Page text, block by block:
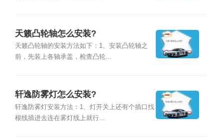
天籁凸轮轴怎么安装?
天籁凸轮轴的安装方法如下：1、安装凸轮轴之
前，先装上各轴承盖，检查凸轮...
轩逸防雾灯怎么安装?
轩逸防雾灯安装方法：1、灯开关上还有个插口找
根线插进去连在雾灯线上就行...